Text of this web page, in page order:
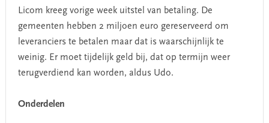
Licom kreeg vorige week uitstel van betaling. De
gemeenten hebben 2 miljoen euro gereserveerd om
leveranciers te betalen maar dat is waarschijnlijk te
weinig. Er moet tijdelijk geld bij, dat op termijn weer
terugverdiend kan worden, aldus Udo.
Onderdelen